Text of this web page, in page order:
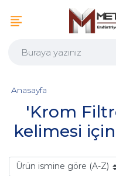
'Krom
kelimesi
Anasayfa